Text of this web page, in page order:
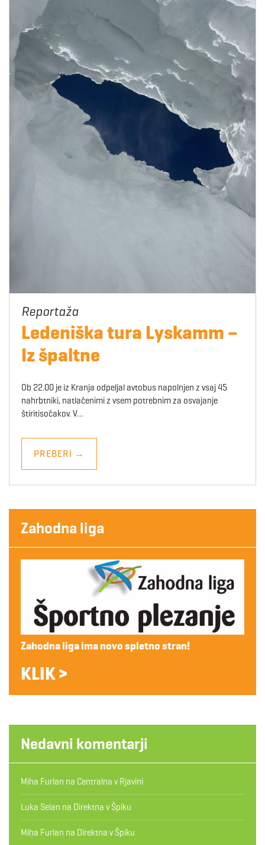
Ledeniška tura Lyskamm –
Iz špaltne
Ob 22.00 je iz Kranja odpeljal avtobus napolnjen z vsaj 45
nahrbtniki, natlačenimi z vsem potrebnim za osvajanje
štiritisočakov. V…
PREBERI →
Zahodna liga
Zahodna liga ima novo spletno stran!
KLIK >
Nedavni komentarji
Miha Furlan na Centralna v Rjavini
Luka Selan na Direktna v Špiku
Miha Furlan na Direktna v Špiku